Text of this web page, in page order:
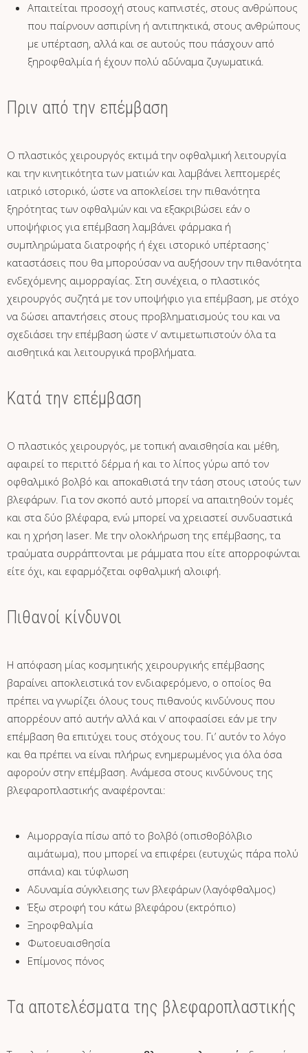
Απαιτείται προσοχή στους καπνιστές, στους ανθρώπους
που παίρνουν ασπιρίνη ή αντιπηκτικά, στους ανθρώπους
με υπέρταση, αλλά και σε αυτούς που πάσχουν από
ξηροφθαλμία ή έχουν πολύ αδύναμα ζυγωματικά.
Πριν από την επέμβαση
Ο πλαστικός χειρουργός εκτιμά την οφθαλμική λειτουργία
και την κινητικότητα των ματιών και λαμβάνει λεπτομερές
ιατρικό ιστορικό, ώστε να αποκλείσει την πιθανότητα
ξηρότητας των οφθαλμών και να εξακριβώσει εάν ο
υποψήφιος για επέμβαση λαμβάνει φάρμακα ή
συμπληρώματα διατροφής ή έχει ιστορικό υπέρτασης˙
καταστάσεις που θα μπορούσαν να αυξήσουν την πιθανότητα
ενδεχόμενης αιμορραγίας. Στη συνέχεια, ο πλαστικός
χειρουργός συζητά με τον υποψήφιο για επέμβαση, με στόχο
να δώσει απαντήσεις στους προβληματισμούς του και να
σχεδιάσει την επέμβαση ώστε ν’ αντιμετωπιστούν όλα τα
αισθητικά και λειτουργικά προβλήματα.
Κατά την επέμβαση
Ο πλαστικός χειρουργός, με τοπική αναισθησία και μέθη,
αφαιρεί το περιττό δέρμα ή και το λίπος γύρω από τον
οφθαλμικό βολβό και αποκαθιστά την τάση στους ιστούς των
βλεφάρων. Για τον σκοπό αυτό μπορεί να απαιτηθούν τομές
και στα δύο βλέφαρα, ενώ μπορεί να χρειαστεί συνδυαστικά
και η χρήση laser. Με την ολοκλήρωση της επέμβασης, τα
τραύματα συρράπτονται με ράμματα που είτε απορροφώνται
είτε όχι, και εφαρμόζεται οφθαλμική αλοιφή.
Πιθανοί κίνδυνοι
Η απόφαση μίας κοσμητικής χειρουργικής επέμβασης
βαραίνει αποκλειστικά τον ενδιαφερόμενο, ο οποίος θα
πρέπει να γνωρίζει όλους τους πιθανούς κινδύνους που
απορρέουν από αυτήν αλλά και ν’ αποφασίσει εάν με την
επέμβαση θα επιτύχει τους στόχους του. Γι’ αυτόν το λόγο
και θα πρέπει να είναι πλήρως ενημερωμένος για όλα όσα
αφορούν στην επέμβαση. Ανάμεσα στους κινδύνους της
βλεφαροπλαστικής αναφέρονται:
Αιμορραγία πίσω από το βολβό (οπισθοβόλβιο
αιμάτωμα), που μπορεί να επιφέρει (ευτυχώς πάρα πολύ
σπάνια) και τύφλωση
Αδυναμία σύγκλεισης των βλεφάρων (λαγόφθαλμος)
Έξω στροφή του κάτω βλεφάρου (εκτρόπιο)
Ξηροφθαλμία
Φωτοευαισθησία
Επίμονος πόνος
Τα αποτελέσματα της βλεφαροπλαστικής